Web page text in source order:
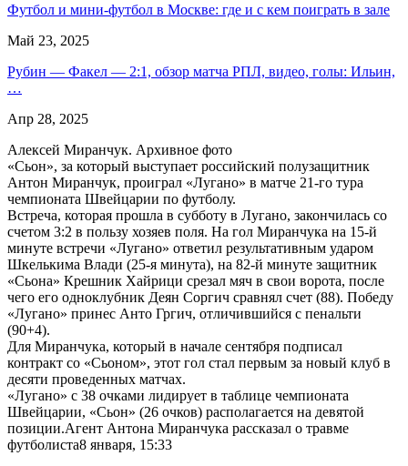
Футбол и мини-футбол в Москве: где и с кем поиграть в зале
Май 23, 2025
Рубин — Факел — 2:1, обзор матча РПЛ, видео, голы: Ильин,
…
Апр 28, 2025
Алексей Миранчук. Архивное фото
«Сьон», за который выступает российский полузащитник
Антон Миранчук, проиграл «Лугано» в матче 21-го тура
чемпионата Швейцарии по футболу.
Встреча, которая прошла в субботу в Лугано, закончилась со
счетом 3:2 в пользу хозяев поля. На гол Миранчука на 15-й
минуте встречи «Лугано» ответил результативным ударом
Шкелькима Влади (25-я минута), на 82-й минуте защитник
«Сьона» Крешник Хайрици срезал мяч в свои ворота, после
чего его одноклубник Деян Соргич сравнял счет (88). Победу
«Лугано» принес Анто Гргич, отличившийся с пенальти
(90+4).
Для Миранчука, который в начале сентября подписал
контракт со «Сьоном», этот гол стал первым за новый клуб в
десяти проведенных матчах.
«Лугано» с 38 очками лидирует в таблице чемпионата
Швейцарии, «Сьон» (26 очков) располагается на девятой
позиции.Агент Антона Миранчука рассказал о травме
футболиста8 января, 15:33